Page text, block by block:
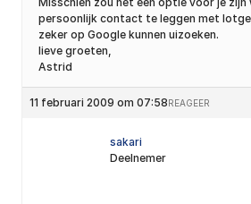
persoonlijk contact te leggen met
zeker op Google kunnen uizoeken.
lieve groeten,
Astrid
11 februari 2009 om 07:58 REAGEER
sakari
Deelnemer